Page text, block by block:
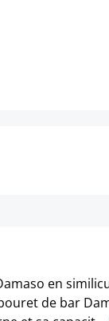
en
de bar